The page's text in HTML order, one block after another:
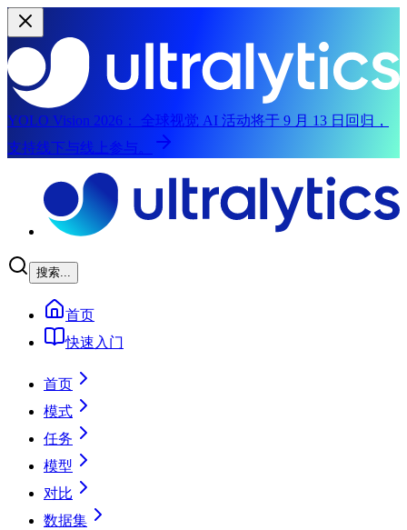
YOLO Vision 2026：
全球视觉 AI 活动将于 9 月 13 日回归，
支持线下与线上参与。
搜索...
首页
快速入门
首页
模式
任务
模型
对比
数据集